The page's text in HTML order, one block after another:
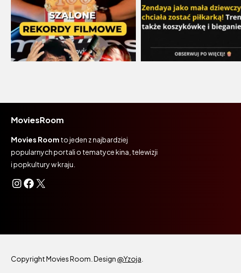
MoviesRoom
Movies Room to jeden z najbardziej
popularnych portali o tematyce kina, telewizji
i popkultury w kraju.
Instagram
Facebook
X
Copyright Movies Room. Design@Yzoja